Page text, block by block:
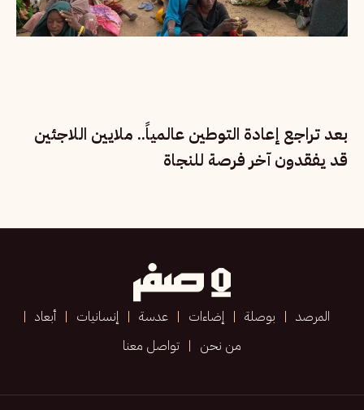
بعد تراجع إعادة التوطين عالمياً.. ملايين اللاجئين
قد يفقدون آخر فرصة للنجاة
المرصد بوصلة إضاءات عدسة إنسانيات
أبعاد
من نحن
تواصل معنا